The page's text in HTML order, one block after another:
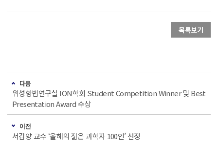
목록보기
다음
위성항법연구실 ION학회 Student Competition Winner 및 Best
Presentation Award 수상
이전
서갑양 교수 ‘올해의 젊은 과학자 100인’ 선정